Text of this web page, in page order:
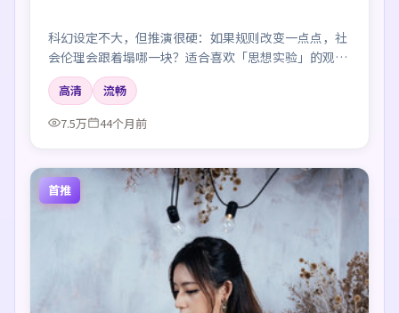
科幻设定不大，但推演很硬：如果规则改变一点点，社
会伦理会跟着塌哪一块？适合喜欢「思想实验」的观
众。
高清
流畅
7.5万
44个月前
首推